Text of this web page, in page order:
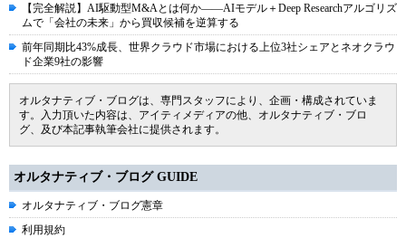
【完全解説】AI駆動型M&Aとは何か――AIモデル＋Deep Researchアルゴリズ
ムで「会社の未来」から買収候補を逆算する
前年同期比43%成長、世界クラウド市場における上位3社シェアとネオクラウ
ド企業9社の影響
オルタナティブ・ブログは、専門スタッフにより、企画・構成されていま
す。入力頂いた内容は、アイティメディアの他、オルタナティブ・ブロ
グ、及び本記事執筆会社に提供されます。
オルタナティブ・ブログ GUIDE
オルタナティブ・ブログ憲章
利用規約